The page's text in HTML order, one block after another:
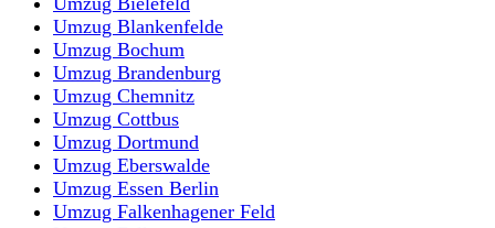
Umzug Blankenfelde
Umzug Bochum
Umzug Brandenburg
Umzug Chemnitz
Umzug Cottbus
Umzug Dortmund
Umzug Eberswalde
Umzug Essen Berlin
Umzug Falkenhagener Feld